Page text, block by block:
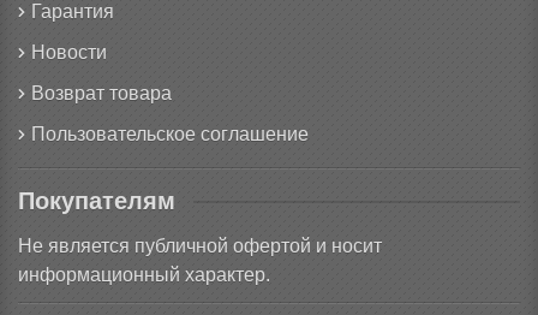
Гарантия
Новости
Возврат товара
Пользовательское соглашение
Покупателям
Не является публичной офертой и носит
информационный характер.